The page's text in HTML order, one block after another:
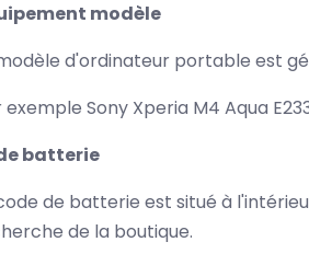
modèle
d'ordinateur portable est
Sony Xperia M4 Aqua
batterie
de batterie est situé à
de la boutique.